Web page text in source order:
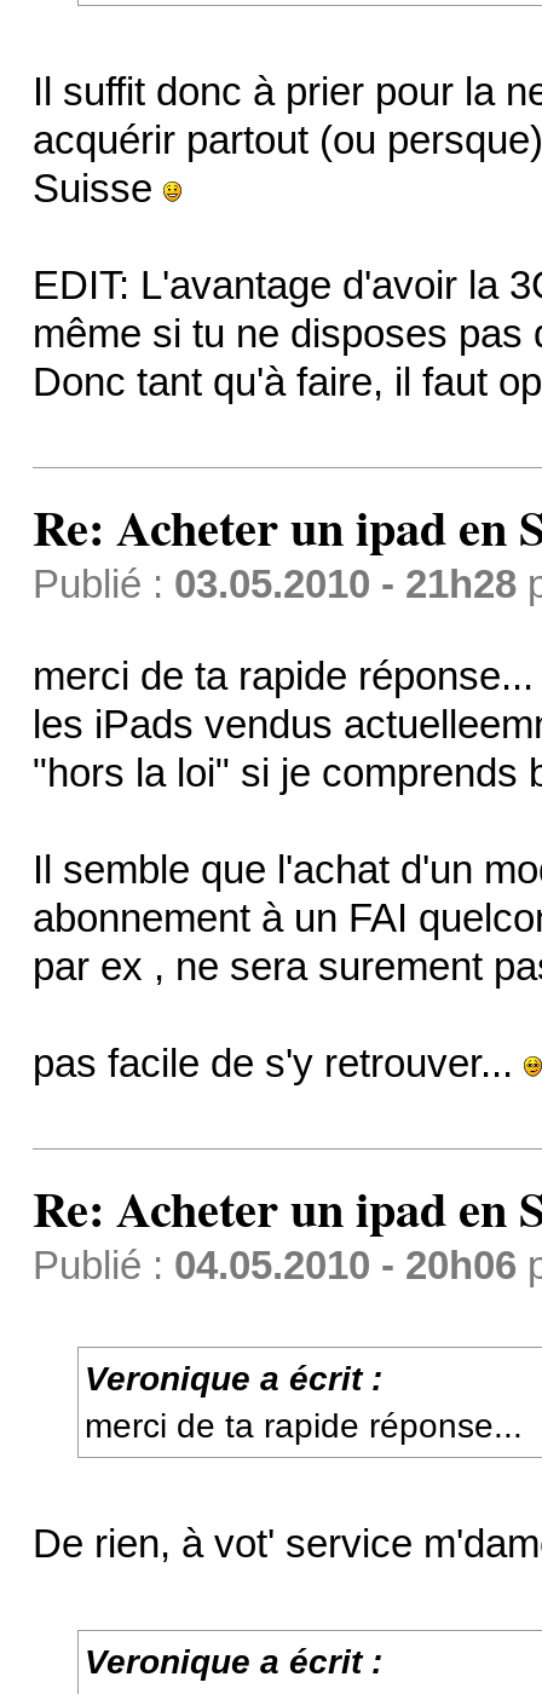
Il suffit donc à prier pour la
acquérir partout (ou
Suisse
EDIT: L'avantage d'avoir la
même si tu ne disposes
Donc tant qu'à faire, il faut
Re: Acheter un ipad en
Publié : 03.05.2010 - 21h28
merci de ta rapide réponse...
les iPads vendus
"hors la loi" si je comprends
Il semble que l'achat d'un
abonnement à un FAI
par ex , ne sera surement
pas facile de s'y retrouver...
Re: Acheter un ipad en
Publié : 04.05.2010 - 20h06
Veronique a écrit :
merci de ta rapide réponse...
De rien, à vot' service
Veronique a écrit :